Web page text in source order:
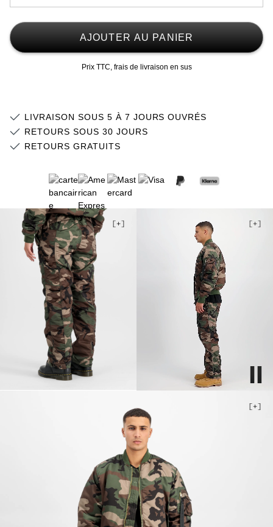
S Stock faible
XL
AJOUTER AU PANIER
Prix TTC, frais de livraison en sus
LIVRAISON SOUS 5 À 7 JOURS OUVRÉS
RETOURS SOUS 30 JOURS
RETOURS GRATUITS